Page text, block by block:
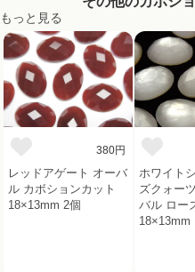
もっと見る
380円
レッドアゲート オーバ
ル カボションカット
18×13mm 2個
ホワイト
ズクォー
バル ロー
18×13mm